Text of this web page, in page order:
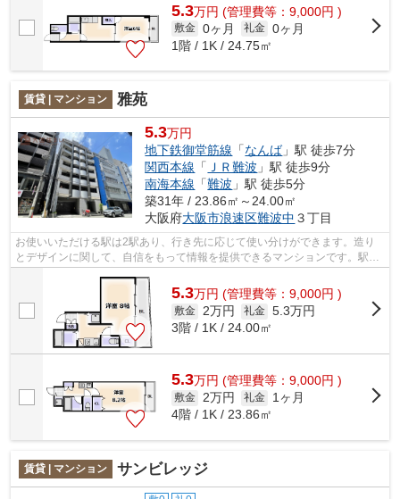
5.3万円 (管理費等：9,000円 )
敷金 0ヶ月 礼金 0ヶ月
1階 / 1K / 24.75㎡
賃貸 | マンション 雅苑
5.3万円
地下鉄御堂筋線 「なんば」駅 徒歩7分
関西本線 「 ＪＲ難波 」駅 徒歩9分
南海本線 「難波 」駅 徒歩5分
築31年 / 23.86㎡～24.00㎡
大阪府大阪市浪速区難波中 ３丁目
お使いいただける駅は2駅あり、行き先に応じて使い分けができます。造り
とデザインに関して、自信をもって情報を提供できるマンションです。駅ま
で徒歩5分の位置に立地する、アクセス...
5.3万円 (管理費等：9,000円 )
敷金 2万円 礼金 5.3万円
3階 / 1K / 24.00㎡
5.3万円 (管理費等：9,000円 )
敷金 2万円 礼金
1ヶ月
4階 / 1K / 23.86㎡
賃貸 | マンション サンビレッジ